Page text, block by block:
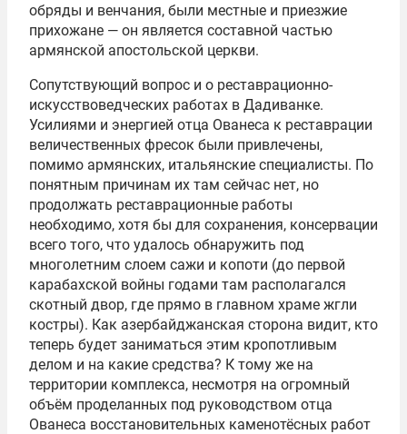
обряды и венчания, были местные и приезжие
прихожане — он является составной частью
армянской апостольской церкви.
Сопутствующий вопрос и о реставрационно-
искусствоведческих работах в Дадиванке.
Усилиями и энергией отца Ованеса к реставрации
величественных фресок были привлечены,
помимо армянских, итальянские специалисты. По
понятным причинам их там сейчас нет, но
продолжать реставрационные работы
необходимо, хотя бы для сохранения, консервации
всего того, что удалось обнаружить под
многолетним слоем сажи и копоти (до первой
карабахской войны годами там располагался
скотный двор, где прямо в главном храме жгли
костры). Как азербайджанская сторона видит, кто
теперь будет заниматься этим кропотливым
делом и на какие средства? К тому же на
территории комплекса, несмотря на огромный
объём проделанных под руководством отца
Ованеса восстановительных каменотёсных работ